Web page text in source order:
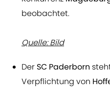
beobachtet.
Quelle: Bild
Der SC Paderborn
Verpflichtung von